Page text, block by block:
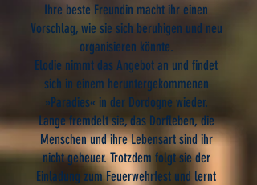
Ihre beste Freundin macht ihr einen
Vorschlag, wie sie sich beruhigen und neu
organisieren könnte.
Elodie nimmt das Angebot an und findet
sich in einem heruntergekommenen
»Paradies« in der Dordogne wieder.
Lange fremdelt sie, das Dorfleben, die
Menschen und ihre Lebensart sind ihr
nicht geheuer. Trotzdem folgt sie der
Einladung zum Feuerwehrfest und lernt